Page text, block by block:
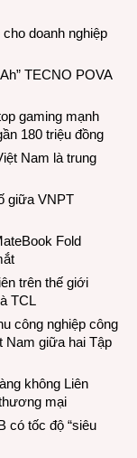
doanh nghiệp
TECNO POVA
gaming mạnh
180 triệu đồng
Nam là trung
giữa VNPT
Fold
trên thế giới
TCL
công nghiệp công
Nam giữa hai Tập
không Liên
mại
có tốc độ “siêu